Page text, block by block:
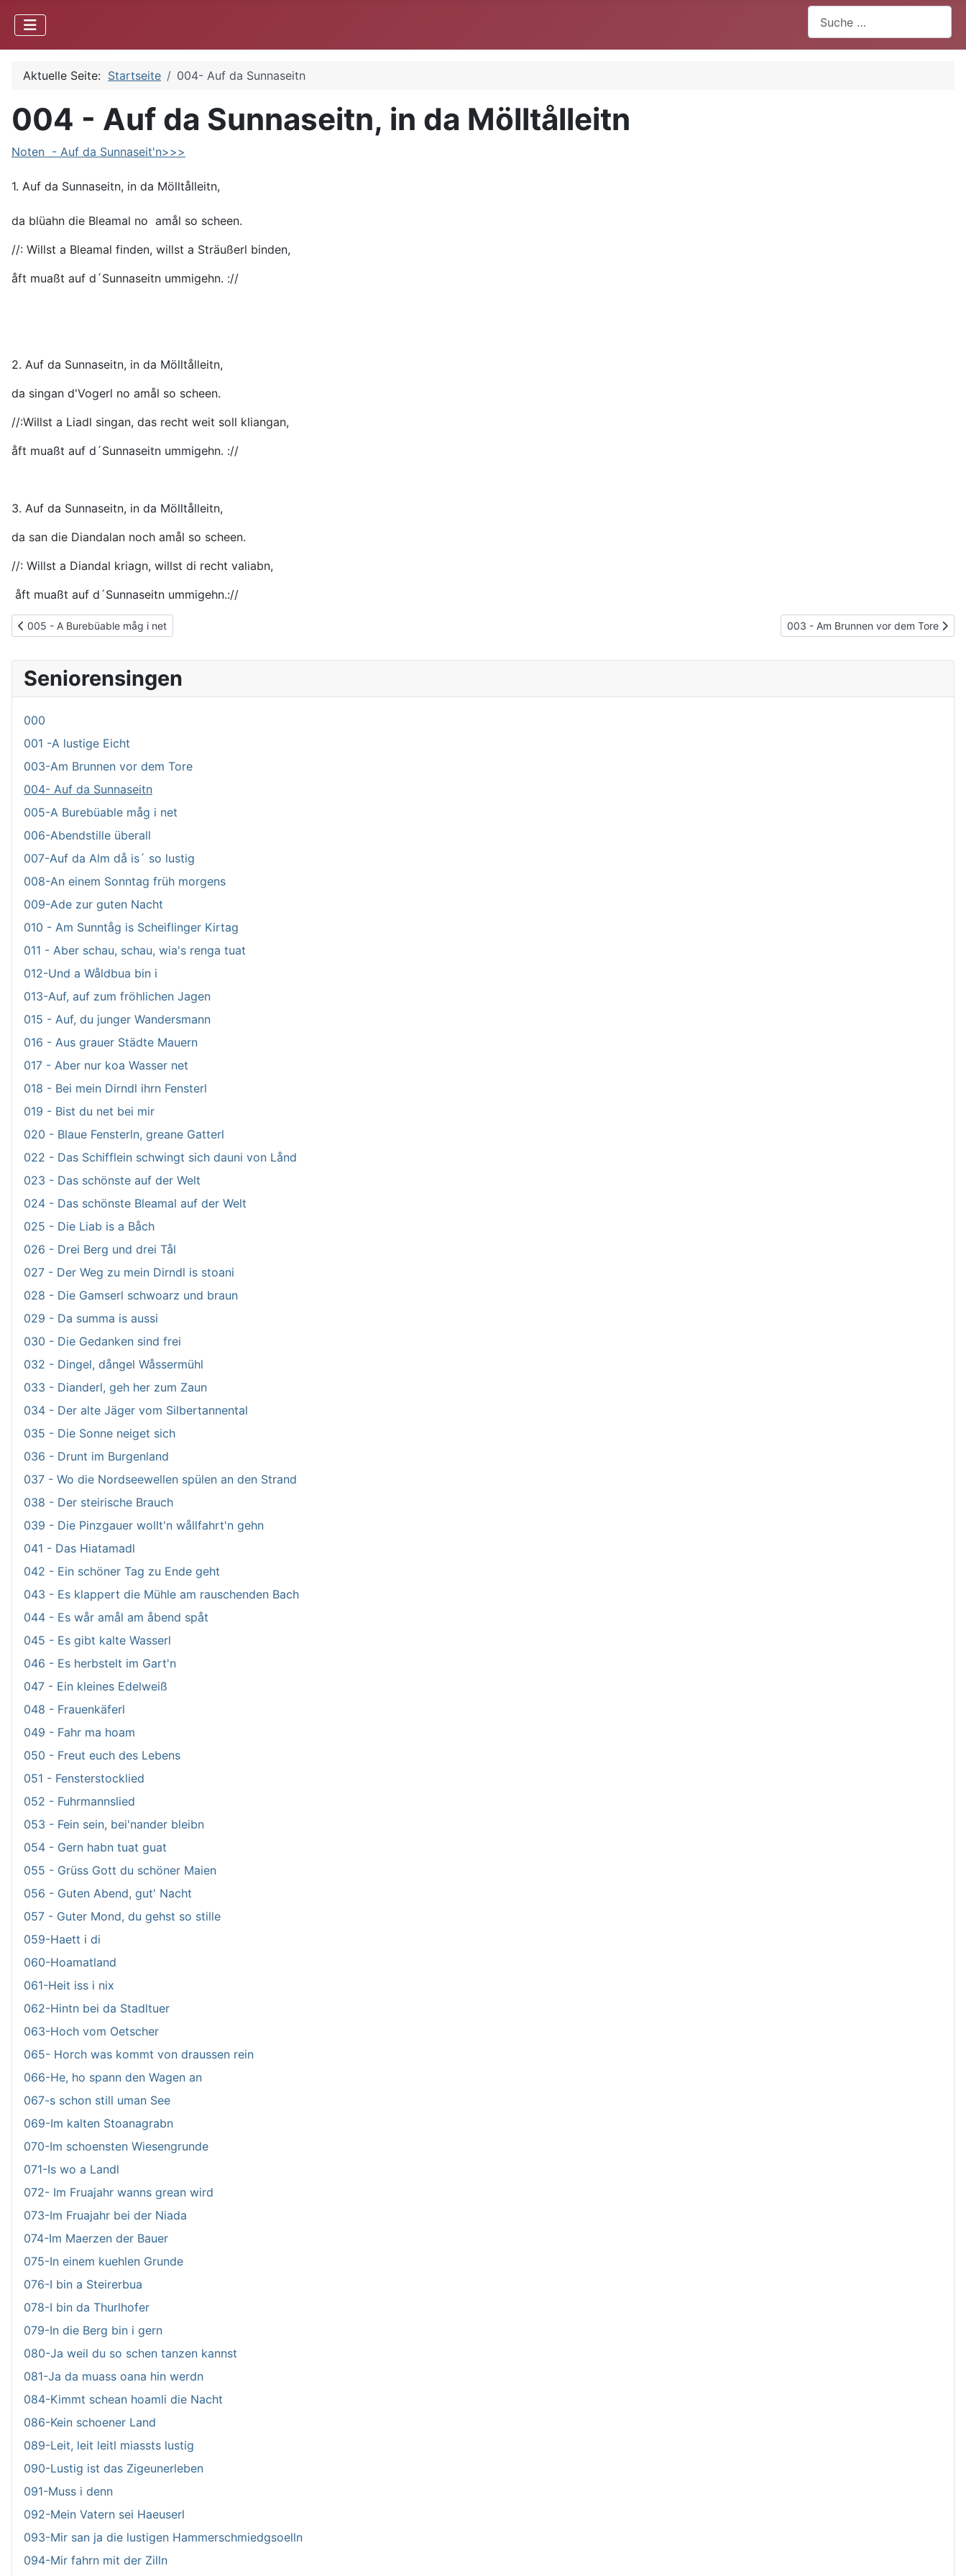
Aktuelle Seite: Startseite 004- Auf da Sunnaseitn
004 - Auf da Sunnaseitn, in da Mölltålleitn
Noten - Auf da Sunnaseit'n>>>
1. Auf da Sunnaseitn, in da Mölltålleitn,
da blüahn die Bleamal no amål so scheen.
//: Willst a Bleamal finden, willst a Sträußerl binden,
åft muaßt auf d´Sunnaseitn ummigehn. ://
2. Auf da Sunnaseitn, in da Mölltålleitn,
da singan d'Vogerl no amål so scheen.
//:Willst a Liadl singan, das recht weit soll kliangan,
åft muaßt auf d´Sunnaseitn ummigehn. ://
3. Auf da Sunnaseitn, in da Mölltålleitn,
da san die Diandalan noch amål so scheen.
//: Willst a Diandal kriagn, willst di recht valiabn,
åft muaßt auf d´Sunnaseitn ummigehn.://
Vorheriger Beitrag: 005 - A Burebüable måg i net
005 - A Burebüable måg i net Nächster Beitrag: 003 - Am Brunnen
003 - Am Brunnen vor dem Tore
Seniorensingen
000
001 -A lustige Eicht
003-Am Brunnen vor dem Tore
004- Auf da Sunnaseitn
005-A Burebüable måg i net
006-Abendstille überall
007-Auf da Alm då is´ so lustig
008-An einem Sonntag früh morgens
009-Ade zur guten Nacht
010 - Am Sunntåg is Scheiflinger Kirtag
011 - Aber schau, schau, wia's renga tuat
012-Und a Wåldbua bin i
013-Auf, auf zum fröhlichen Jagen
015 - Auf, du junger Wandersmann
016 - Aus grauer Städte Mauern
017 - Aber nur koa Wasser net
018 - Bei mein Dirndl ihrn Fensterl
019 - Bist du net bei mir
020 - Blaue Fensterln, greane Gatterl
022 - Das Schifflein schwingt sich dauni von Lånd
023 - Das schönste auf der Welt
024 - Das schönste Bleamal auf der Welt
025 - Die Liab is a Båch
026 - Drei Berg und drei Tål
027 - Der Weg zu mein Dirndl is stoani
028 - Die Gamserl schwoarz und braun
029 - Da summa is aussi
030 - Die Gedanken sind frei
032 - Dingel, dångel Wåssermühl
033 - Dianderl, geh her zum Zaun
034 - Der alte Jäger vom Silbertannental
035 - Die Sonne neiget sich
036 - Drunt im Burgenland
037 - Wo die Nordseewellen spülen an den Strand
038 - Der steirische Brauch
039 - Die Pinzgauer wollt'n wållfahrt'n gehn
041 - Das Hiatamadl
042 - Ein schöner Tag zu Ende geht
043 - Es klappert die Mühle am rauschenden Bach
044 - Es wår amål am åbend spåt
045 - Es gibt kalte Wasserl
046 - Es herbstelt im Gart'n
047 - Ein kleines Edelweiß
048 - Frauenkäferl
049 - Fahr ma hoam
050 - Freut euch des Lebens
051 - Fensterstocklied
052 - Fuhrmannslied
053 - Fein sein, bei'nander bleibn
054 - Gern habn tuat guat
055 - Grüss Gott du schöner Maien
056 - Guten Abend, gut' Nacht
057 - Guter Mond, du gehst so stille
059-Haett i di
060-Hoamatland
061-Heit iss i nix
062-Hintn bei da Stadltuer
063-Hoch vom Oetscher
065- Horch was kommt von draussen rein
066-He, ho spann den Wagen an
067-s schon still uman See
069-Im kalten Stoanagrabn
070-Im schoensten Wiesengrunde
071-Is wo a Landl
072- Im Fruajahr wanns grean wird
073-Im Fruajahr bei der Niada
074-Im Maerzen der Bauer
075-In einem kuehlen Grunde
076-I bin a Steirerbua
078-I bin da Thurlhofer
079-In die Berg bin i gern
080-Ja weil du so schen tanzen kannst
081-Ja da muass oana hin werdn
084-Kimmt schean hoamli die Nacht
086-Kein schoener Land
089-Leit, leit leitl miassts lustig
090-Lustig ist das Zigeunerleben
091-Muss i denn
092-Mein Vatern sei Haeuserl
093-Mir san ja die lustigen Hammerschmiedgsoelln
094-Mir fahrn mit der Zilln